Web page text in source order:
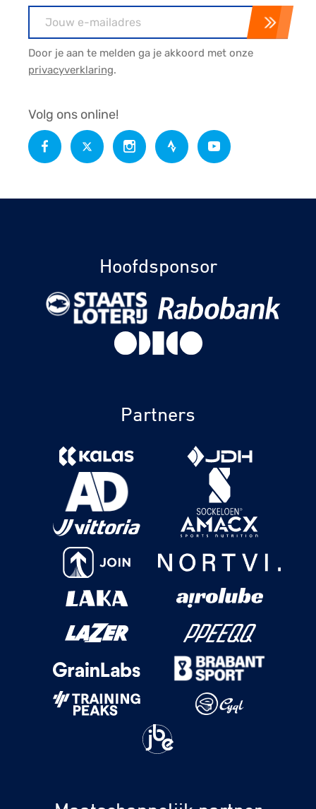
Door je aan te melden ga je akkoord met onze
privacyverklaring.
Volg ons online!
Hoofdsponsor
Partners